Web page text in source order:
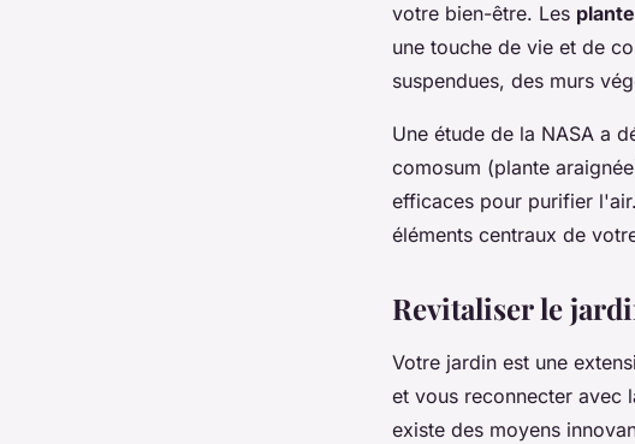
votre bien-être. Les
une touche de vie et de
suspendues, des murs
Une étude de la NASA a
comosum (plante
efficaces pour purifier
éléments centraux de
Revitaliser le
Votre jardin est une
et vous reconnecter avec
existe des moyens